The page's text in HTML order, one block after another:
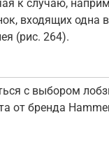
к случаю,
входящих
(рис. 264).
с выбором
от бренда